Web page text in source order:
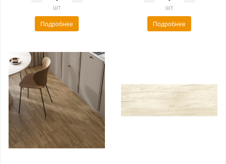
шт
Подробнее
шт
Подробнее